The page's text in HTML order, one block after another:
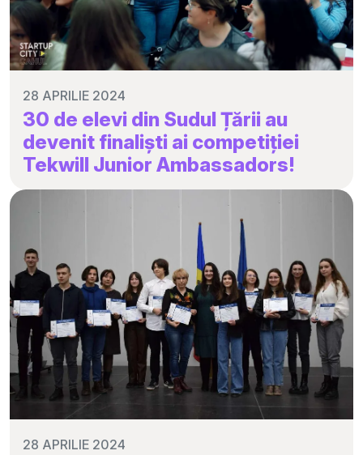
28 APRILIE 2024
30 de elevi din Sudul Țării au
devenit finaliști ai competiției
Tekwill Junior Ambassadors!
28 APRILIE 2024